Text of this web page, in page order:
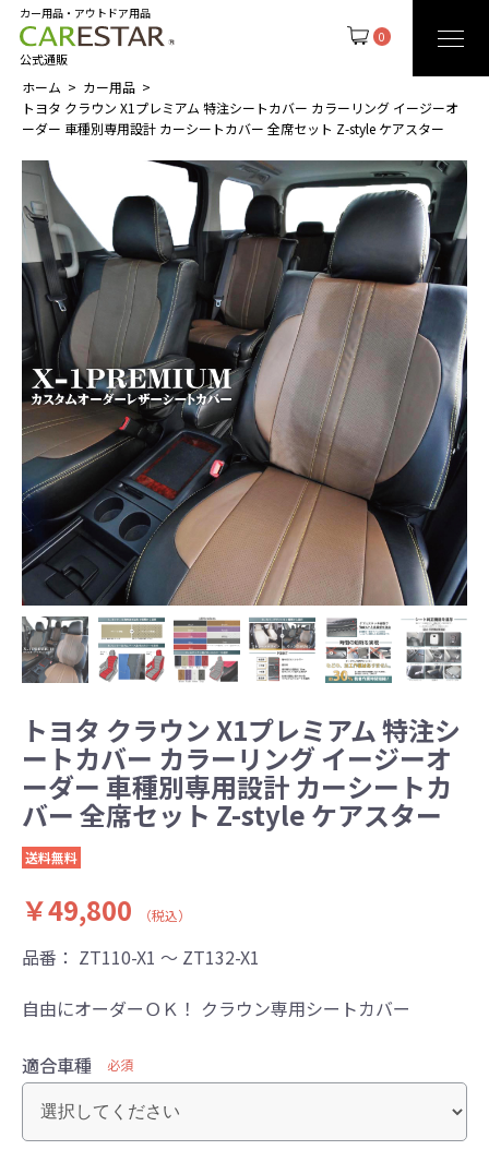
0
カー用品・アウトドア用品
公式通販
ホーム
カー用品
トヨタ クラウン X1プレミアム 特注シートカバー カラーリング イージーオ
ーダー 車種別専用設計 カーシートカバー 全席セット Z-style ケアスター
トヨタ クラウン X1プレミアム 特注シ
ートカバー カラーリング イージーオ
ーダー 車種別専用設計 カーシートカ
バー 全席セット Z-style ケアスター
送料無料
￥49,800 （税込）
品番： ZT110-X1 ～ ZT132-X1
自由にオーダーＯＫ！ クラウン専用シートカバー
適合車種 必須